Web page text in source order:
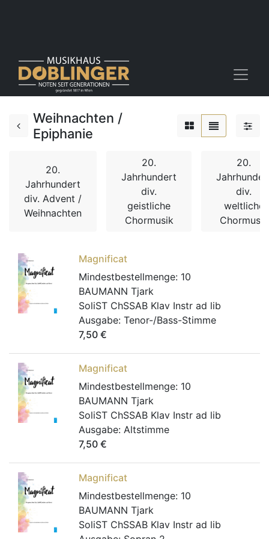
Weihnachten /
Epiphanie
20.
Jahrhundert
div. Advent /
Weihnachten
20.
Jahrhundert
div.
geistliche
Chormusik
20.
div.
weltliche
Chormusik
Magnificat
Mindestbestellmenge: 10
BAUMANN Tjark
SoliST ChSSAB Klav Instr ad lib
Ausgabe: Tenor-/Bass-Stimme
7,50 €
Magnificat
Mindestbestellmenge: 10
BAUMANN Tjark
SoliST ChSSAB Klav Instr ad lib
Ausgabe: Altstimme
7,50 €
Magnificat
Mindestbestellmenge: 10
BAUMANN Tjark
SoliST ChSSAB Klav Instr ad lib